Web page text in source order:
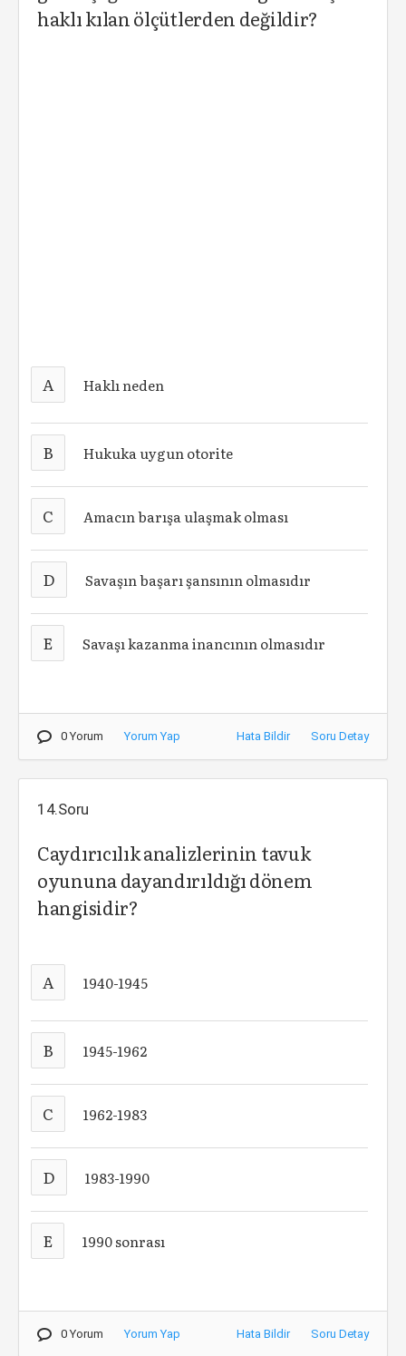
haklı kılan ölçütlerden değildir?
A Haklı neden
B Hukuka uygun otorite
C Amacın barışa ulaşmak olması
D Savaşın başarı şansının olmasıdır
E Savaşı kazanma inancının olmasıdır
0 Yorum Yorum Yap Hata Bildir Soru Detay
14.Soru
Caydırıcılık analizlerinin tavuk
oyununa dayandırıldığı dönem
hangisidir?
A 1940-1945
B 1945-1962
C 1962-1983
D 1983-1990
E 1990 sonrası
0 Yorum Yorum Yap Hata Bildir Soru Detay